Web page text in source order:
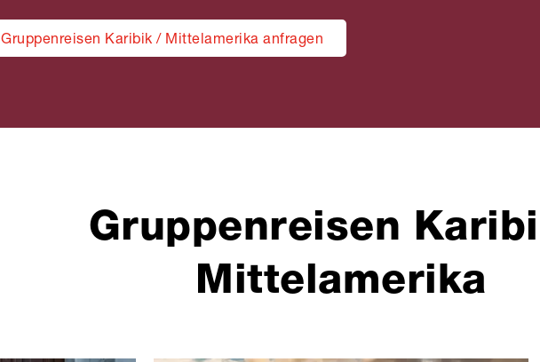
Gruppenreisen Karibik / Mittelamerika anfragen
Gruppenreisen
Mittelamerika